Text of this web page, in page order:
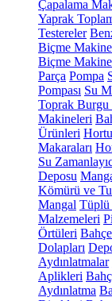
Çapalama
Yaprak
Testereler
Biçme
Biçme
Parça Pompa
Pompası Su
Toprak Burgu
Makineleri
Ürünleri
Makaraları
Su
Deposu
Kömürü ve
Mangal Tüplü
Malzemeleri
Örtüleri
Dolapları
Aydınlatmalar
Aplikleri
Aydınlatma